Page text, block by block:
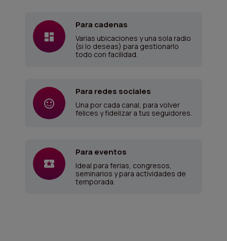
Para cadenas
Varias ubicaciones y una sola radio
(si lo deseas) para gestionarlo
todo con facilidad.
Para redes sociales
Una por cada canal, para volver
felices y fidelizar a tus seguidores.
Para eventos
Ideal para ferias, congresos,
seminarios y para actividades de
temporada.